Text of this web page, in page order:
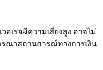
อเรจมีความเสี่ยงสูง อาจไม่
ณาสถานการณ์ทางการเงิน